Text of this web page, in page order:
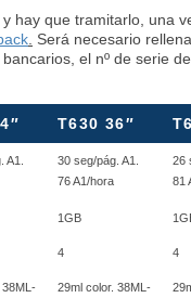
hay que tramitarlo, una
Será necesario
el nº de serie
T630 36″
A1.
30 seg/pág. A1.
76 A1/hora
26
81
1GB
4 4
38ML-
29ml color. 38ML-